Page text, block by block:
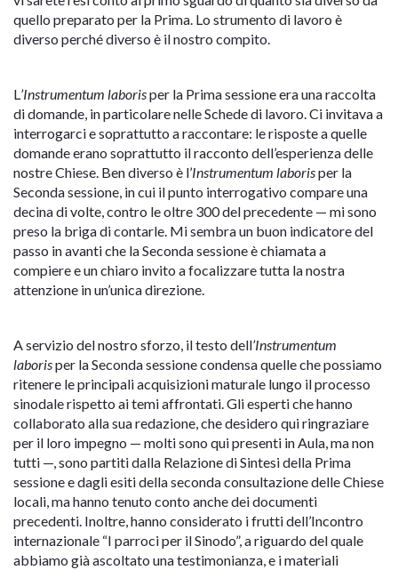
quello preparato per la Prima. Lo strumento di lavoro è
diverso perché diverso è il nostro compito.
L’Instrumentum laborisper la Prima sessione era una raccolta
di domande, in particolare nelle Schede di lavoro. Ci invitava a
interrogarci e soprattutto a raccontare: le risposte a quelle
domande erano soprattutto il racconto dell’esperienza delle
nostre Chiese. Ben diverso è l’Instrumentum laborisper la
Seconda sessione, in cui il punto interrogativo compare una
decina di volte, contro le oltre 300 del precedente — mi sono
preso la briga di contarle. Mi sembra un buon indicatore del
passo in avanti che la Seconda sessione è chiamata a
compiere e un chiaro invito a focalizzare tutta la nostra
attenzione in un’unica direzione.
A servizio del nostro sforzo, il testo dell’Instrumentum
laborisper la Seconda sessione condensa quelle che possiamo
ritenere le principali acquisizioni maturale lungo il processo
sinodale rispetto ai temi affrontati. Gli esperti che hanno
collaborato alla sua redazione, che desidero qui ringraziare
per il loro impegno — molti sono qui presenti in Aula, ma non
tutti —, sono partiti dalla Relazione di Sintesi della Prima
sessione e dagli esiti della seconda consultazione delle Chiese
locali, ma hanno tenuto conto anche dei documenti
precedenti. Inoltre, hanno considerato i frutti dell’Incontro
internazionale “I parroci per il Sinodo”, a riguardo del quale
abbiamo già ascoltato una testimonianza, e i materiali